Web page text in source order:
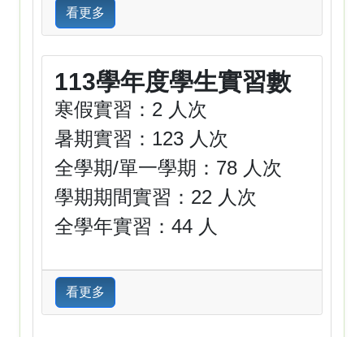
看更多
113學年度學生實習數
寒假實習：2 人次
暑期實習：123 人次
全學期/單一學期：78 人次
學期期間實習：22 人次
全學年實習：44 人
看更多